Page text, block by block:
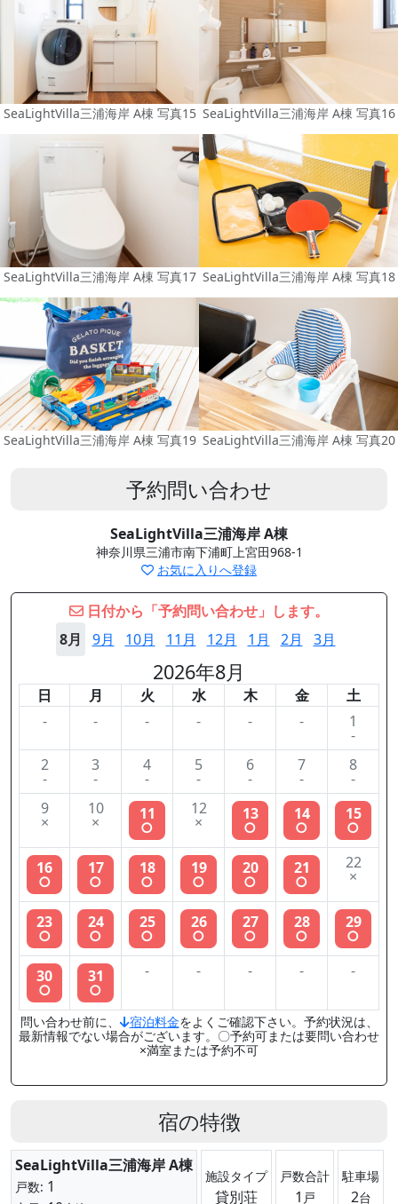
SeaLightVilla三浦海岸 A棟 写真15 SeaLightVilla三浦海岸 A棟 写真16
SeaLightVilla三浦海岸 A棟 写真17 SeaLightVilla三浦海岸 A棟 写真18
SeaLightVilla三浦海岸 A棟 写真19 SeaLightVilla三浦海岸 A棟 写真20
予約問い合わせ
SeaLightVilla三浦海岸 A棟
神奈川県三浦市南下浦町上宮田968-1
お気に入りへ登録
日付から「予約問い合わせ」します。
8月
9月 10月 11月 12月 1月 2月 3月
2026年8月
日 月 火 水 木 金
土
-
- - - - - 1
-
2
-
3
-
4
-
5
-
6
-
7
-
8
-
9
×
10
× 11
○
12
× 13
○
14
○
15
○
16
○
17
○
18
○
19
○
20
○
21
○
22
×
23
○
24
○
25
○
26
○
27
○
28
○
29
○
30
○
31
○
- - - - -
問い合わせ前に、 宿泊料金をよくご確認下さい。予約状況は、
最新情報でない場合がございます。〇予約可または要問い合わせ
×満室または予約不可
宿の特徴
SeaLightVilla三浦海岸 A棟
戸数: 1
施設タイプ
貸別荘
戸数合計
1 戸
駐車場
2台